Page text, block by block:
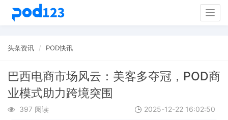
头条资讯 POD快讯
巴西电商市场风云：美客多夺冠，POD商
业模式助力跨境突围
397 阅读 2025-12-22 16:02:50